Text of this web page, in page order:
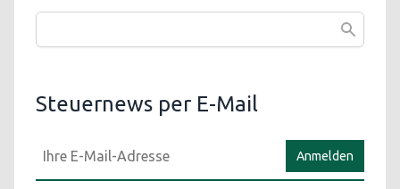
Steuernews per E-Mail
Anmelden